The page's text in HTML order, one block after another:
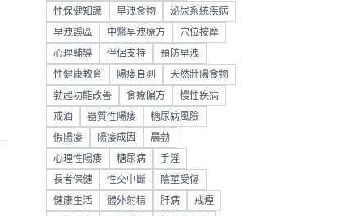
性保健知識 早洩食物 泌尿系統疾病
早洩誤區 中醫早洩療方 穴位按摩
心理輔導 伴侶支持 預防早洩
性健康教育 陽痿自測 天然壯陽食物
勃起功能改善 食療偏方 慢性疾病
戒酒 器質性陽痿 糖尿病風險
假陽痿 陽痿成因 晨勃
心理性陽痿 糖尿病 手淫
長者保健 性交中斷 陰莖受傷
健康生活 體外射精 肝病 戒煙